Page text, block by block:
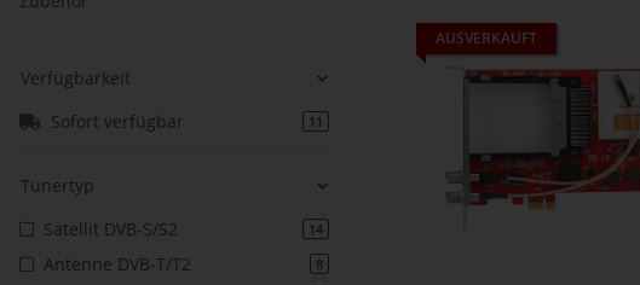
AUSVERKAUFT
Verfügbarkeit
Sofort verfügbar
11
Tunertyp
Satellit DVB-S/S2
14
Antenne DVB-T/T2 8